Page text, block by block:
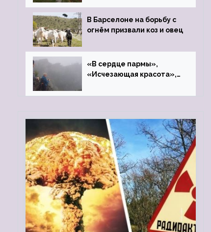
завода
В Барселоне на борьбу с
огнём призвали коз и овец
«В сердце пармы»,
«Исчезающая красота»,